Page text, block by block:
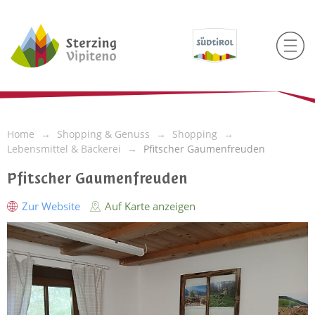
Home Shopping & Genuss
Shopping
Lebensmittel & Bäckerei
Pfitscher Gaumenfreuden
Pfitscher Gaumenfreuden
Zur Website Auf Karte anzeigen